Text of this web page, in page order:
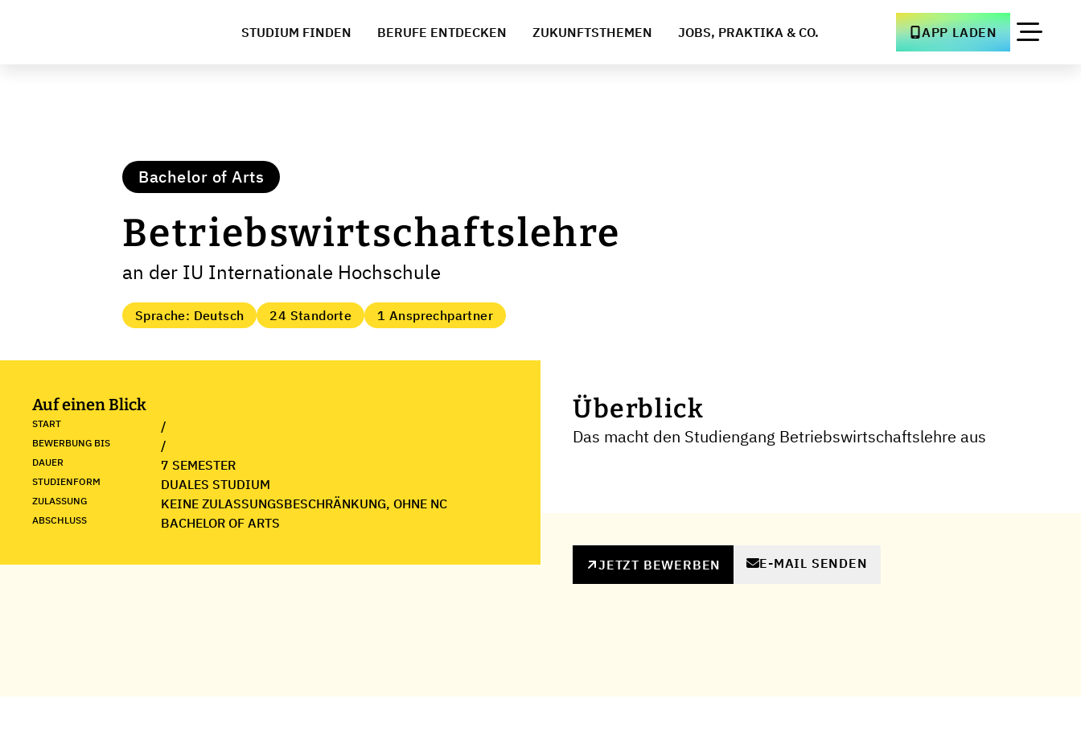
STUDIUM FINDEN BERUFE ENTDECKEN ZUKUNFTSTHEMEN JOBS, PRAKTIKA & CO. APP LADEN
Bachelor of Arts
Betriebswirtschaftslehre
an der IU Internationale Hochschule
Sprache: Deutsch 24 Standorte 1 Ansprechpartner
Auf einen Blick
START /
BEWERBUNG BIS /
DAUER 7 SEMESTER
STUDIENFORM DUALES STUDIUM
ZULASSUNG KEINE ZULASSUNGSBESCHRÄNKUNG, OHNE NC
ABSCHLUSS BACHELOR OF ARTS
Überblick
Das macht den Studiengang Betriebswirtschaftslehre aus
JETZT BEWERBEN E-MAIL SENDEN